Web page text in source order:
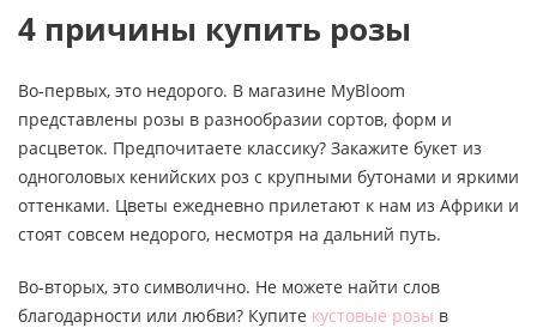
4 причины купить розы
Во-первых, это недорого. В магазине MyBloom
представлены розы в разнообразии сортов, форм и
расцветок. Предпочитаете классику? Закажите букет из
одноголовых кенийских роз с крупными бутонами и яркими
оттенками. Цветы ежедневно прилетают к нам из Африки и
стоят совсем недорого, несмотря на дальний путь.
Во-вторых, это символично. Не можете найти слов
благодарности или любви? Купите кустовые розы в